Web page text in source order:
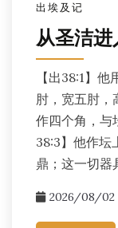
出埃及记
从圣洁进
【出38:1】
肘，宽五肘，
作四个角，与
38:3】他作坛
鼎；这一切器
2026/08/02